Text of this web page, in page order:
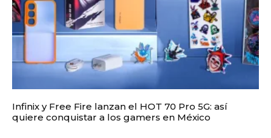
Infinix y Free Fire lanzan el HOT 70 Pro 5G: así
quiere conquistar a los gamers en México